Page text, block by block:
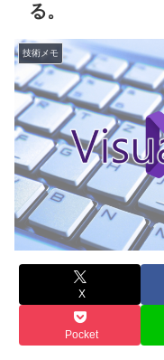
る。
技術メモ
X
Pocket